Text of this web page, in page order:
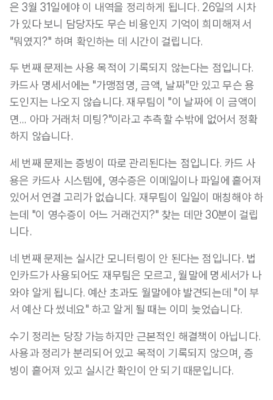
은 3월 31일에야 이 내역을 정리하게 됩니다. 26일의 시차
가 있다 보니 담당자도 무슨 비용인지 기억이 희미해져서
"뭐였지?" 하며 확인하는 데 시간이 걸립니다.
두 번째 문제는 사용 목적이 기록되지 않는다는 점입니다.
카드사 명세서에는 "가맹점명, 금액, 날짜"만 있고 무슨 용
도인지는 나오지 않습니다. 재무팀이 "이 날짜에 이 금액이
면... 아마 거래처 미팅?"이라고 추측할 수밖에 없어서 정확
하지 않습니다.
세 번째 문제는 증빙이 따로 관리된다는 점입니다. 카드 사
용은 카드사 시스템에, 영수증은 이메일이나 파일에 흩어져
있어서 연결 고리가 없습니다. 재무팀이 일일이 매칭해야 하
는데 "이 영수증이 어느 거래건지?" 찾는 데만 30분이 걸립
니다.
네 번째 문제는 실시간 모니터링이 안 된다는 점입니다. 법
인카드가 사용되어도 재무팀은 모르고, 월말에 명세서가 나
와야 알게 됩니다. 예산 초과도 월말에야 발견되는데 "이 부
서 예산 다 썼네요" 하고 알게 될 때는 이미 늦었습니다.
수기 정리는 당장 가능하지만 근본적인 해결책이 아닙니다.
사용과 정리가 분리되어 있고 목적이 기록되지 않으며, 증
빙이 흩어져 있고 실시간 확인이 안 되기 때문입니다.